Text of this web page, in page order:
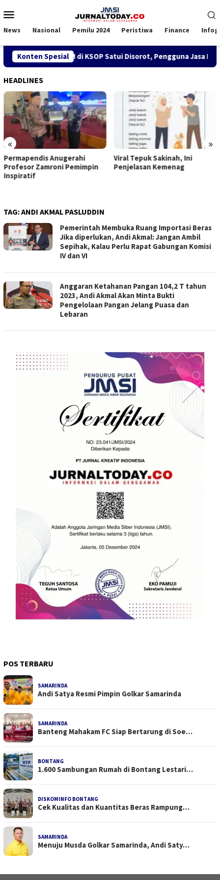
ke
Mobile
News Nasional Pemilu 2024 Peristiwa Finance
Konten Spesial
SPK TKBM di KSOP Satui Disorot, Pengguna Jasa Nilai
HEADLINES
« »
Permapendis Anugerahi
Profesor Zamroni Pemimpin
Inspiratif
Viral Tepuk Sakinah, Ini
Penjelasan Kemenag
TAG:ANDI AKMAL PASLUDDIN
Pemerintah Membuka Ruang Importasi Beras
Jika diperlukan, Andi Akmal: Jangan Ambil
Sepihak, Kalau Perlu Rapat Gabungan Komisi
IV dan VI
Anggaran Ketahanan Pangan 104,2 T tahun
2023, Andi Akmal Akan Minta Bukti
Pengelolaan Pangan Jelang Puasa dan
Lebaran
POS TERBARU
SAMARINDA
Andi Satya Resmi Pimpin Golkar Samarinda
SAMARINDA
Banteng Mahakam FC Siap Bertarung di Soe…
BONTANG
1.600 Sambungan Rumah di Bontang Lestari…
DISKOMINFO BONTANG
Cek Kualitas dan Kuantitas Beras Rampung…
SAMARINDA
Menuju Musda Golkar Samarinda, Andi Saty…